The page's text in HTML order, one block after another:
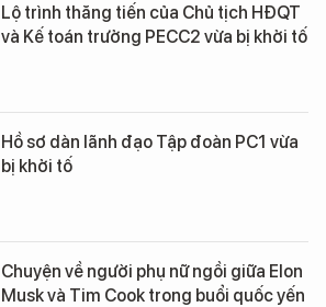
Lộ trình thăng tiến của Chủ tịch HĐQT
và Kế toán trưởng PECC2 vừa bị khởi tố
Hồ sơ dàn lãnh đạo Tập đoàn PC1 vừa
bị khởi tố
Chuyện về người phụ nữ ngồi giữa Elon
Musk và Tim Cook trong buổi quốc yến